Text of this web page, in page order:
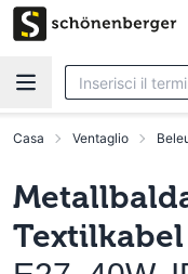
Vai al contenuto
Casa Ventaglio